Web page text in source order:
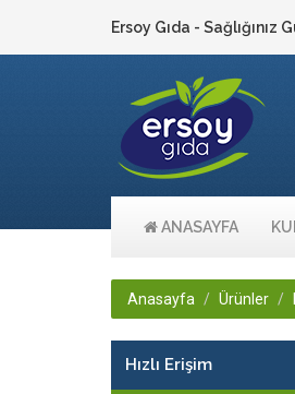
Ersoy Gıda - Sağlığınız
ANASAYFA
Anasayfa Ürünler
Hızlı Erişim